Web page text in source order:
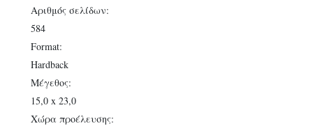
Αριθμός σελίδων:
584
Format:
Hardback
Μέγεθος:
15,0 x 23,0
Χώρα προέλευσης: